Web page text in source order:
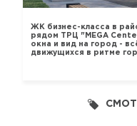
ЖК бизнес-класса в
рядом ТРЦ "MEGA
окна и вид на город -
движущихся в ритме